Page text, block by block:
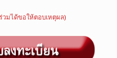
วมได้ขอให้ตอบเหตุผล)